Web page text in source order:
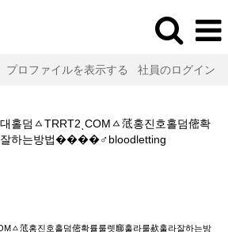
プロファイルを表示する 社員のログイン
홀덤ㅿTRRT2ͺCOMㅿ䓜홍진호홀덤㑻확
잘하는방법����‍♂️bloodletting
ㅿ䓜홍진호홀덤㑻확률룰렛窷훌라룰赥훌라잘하는방